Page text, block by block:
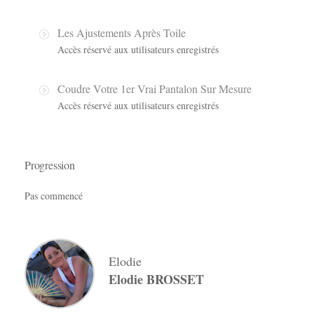
Les Ajustements Après Toile
Accès réservé aux utilisateurs enregistrés
Coudre Votre 1er Vrai Pantalon Sur Mesure
Accès réservé aux utilisateurs enregistrés
Progression
Pas commencé
Elodie
Elodie BROSSET